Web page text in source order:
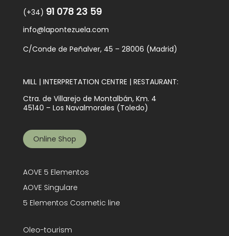
(+34) 91 078 23 59
info@lapontezuela.com
C/Conde de Peñalver, 45 – 28006 (Madrid)
MILL | INTERPRETATION CENTRE | RESTAURANT:
Ctra. de Villarejo de Montalbán, Km. 4
45140 – Los Navalmorales (Toledo)
Online Shop
AOVE 5 Elementos
AOVE Singulare
5 Elementos Cosmetic line
Oleo-tourism